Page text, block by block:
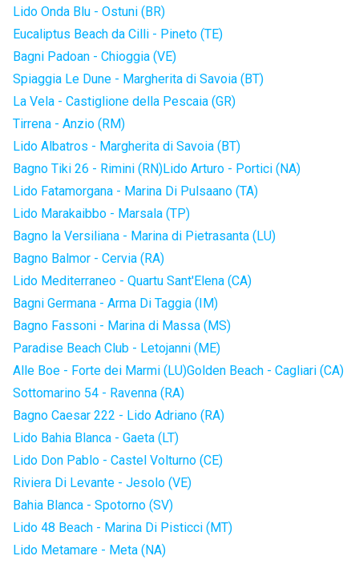
Lido Onda Blu - Ostuni (BR)
Eucaliptus Beach da Cilli - Pineto (TE)
Bagni Padoan - Chioggia (VE)
Spiaggia Le Dune - Margherita di Savoia (BT)
La Vela - Castiglione della Pescaia (GR)
Tirrena - Anzio (RM)
Lido Albatros - Margherita di Savoia (BT)
Bagno Tiki 26 - Rimini (RN)Lido Arturo - Portici (NA)
Lido Fatamorgana - Marina Di Pulsaano (TA)
Lido Marakaibbo - Marsala (TP)
Bagno la Versiliana - Marina di Pietrasanta (LU)
Bagno Balmor - Cervia (RA)
Lido Mediterraneo - Quartu Sant'Elena (CA)
Bagni Germana - Arma Di Taggia (IM)
Bagno Fassoni - Marina di Massa (MS)
Paradise Beach Club - Letojanni (ME)
Alle Boe - Forte dei Marmi (LU)Golden Beach - Cagliari (CA)
Sottomarino 54 - Ravenna (RA)
Bagno Caesar 222 - Lido Adriano (RA)
Lido Bahia Blanca - Gaeta (LT)
Lido Don Pablo - Castel Volturno (CE)
Riviera Di Levante - Jesolo (VE)
Bahia Blanca - Spotorno (SV)
Lido 48 Beach - Marina Di Pisticci (MT)
Lido Metamare - Meta (NA)